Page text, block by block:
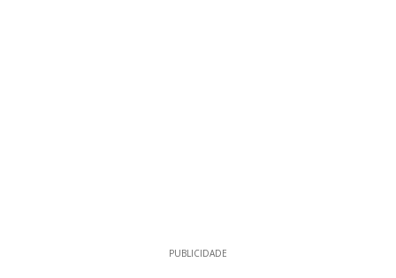
PUBLICIDADE